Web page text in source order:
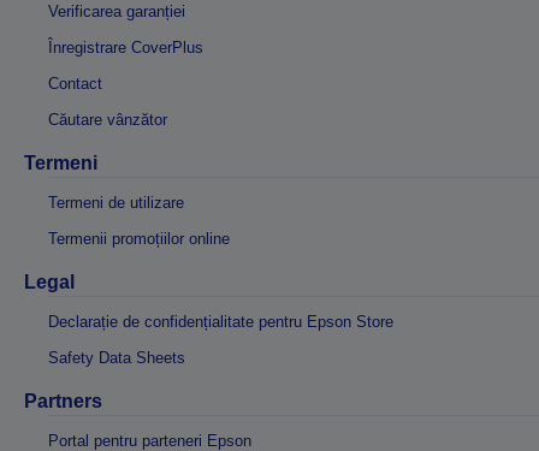
Verificarea garanției
Înregistrare CoverPlus
Contact
Căutare vânzător
Termeni
Termeni de utilizare
Termenii promoțiilor online
Legal
Declarație de confidențialitate pentru Epson Store
Safety Data Sheets
Partners
Portal pentru parteneri Epson